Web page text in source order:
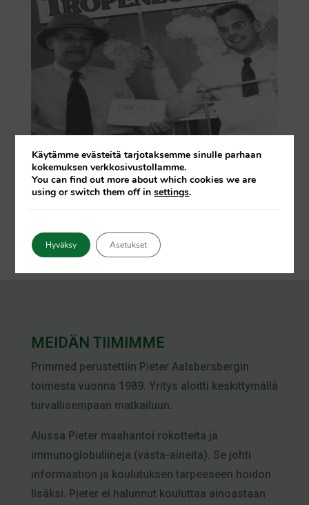
1990
MEIDÄN TIIMIMME
Primmed perustettiin Pieter Aalsbersbergin
toimesta vuonna 1989. Yritys aloitti keskittymällä
turvallisempaan matkailuun.
Alussa Pieter maahantoi rokotteita ja
immunoglobuliineja (vasta-aineita). Se johti
informaation ja koulutuksen tarpeeseen hoidon
lisäksi. Pieter ei halunnut kouluttaa ainoastaan
Käytämme evästeitä tarjotaksemme sinulle parhaan
kokemuksen verkkosivustollamme.
You can find out more about which cookies we are
using or switch them off insettings.
Hyväksy Asetukset